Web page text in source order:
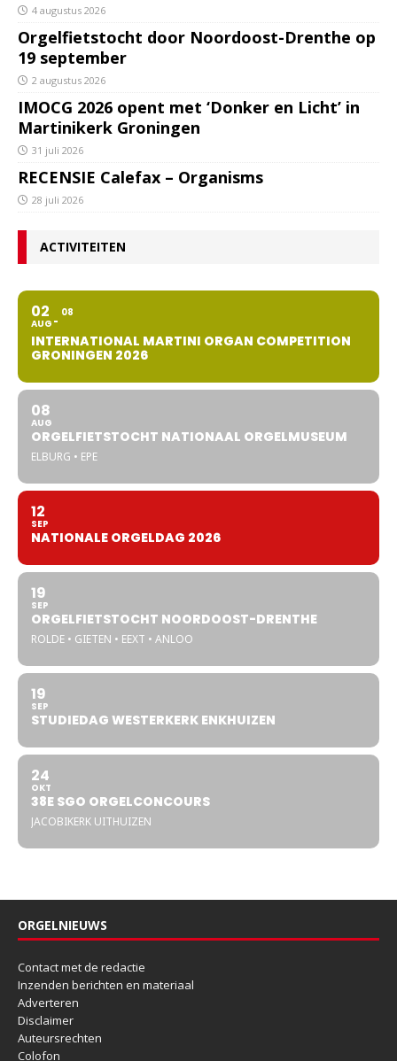
4 augustus 2026
Orgelfietstocht door Noordoost-Drenthe op
19 september
2 augustus 2026
IMOCG 2026 opent met ‘Donker en Licht’ in
Martinikerk Groningen
31 juli 2026
RECENSIE Calefax – Organisms
28 juli 2026
ACTIVITEITEN
02
AUG
08
INTERNATIONAL MARTINI ORGAN COMPETITION
GRONINGEN 2026
08
AUG
ORGELFIETSTOCHT NATIONAAL ORGELMUSEUM
ELBURG • EPE
12
SEP
NATIONALE ORGELDAG 2026
19
SEP
ORGELFIETSTOCHT NOORDOOST-DRENTHE
ROLDE • GIETEN • EEXT • ANLOO
19
SEP
STUDIEDAG WESTERKERK ENKHUIZEN
24
OKT
38E SGO ORGELCONCOURS
JACOBIKERK UITHUIZEN
ORGELNIEUWS
Contact met de redactie
Inzenden berichten en materiaal
Adverteren
Disclaimer
Auteursrechten
Colofon